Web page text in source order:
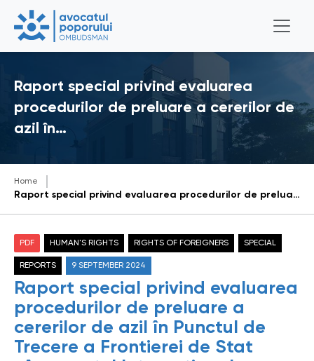
Raport special privind evaluarea
procedurilor de preluare a cererilor de
azil în…
Home
Raport special privind evaluarea procedurilor de preluare a cererilor de azil în Punctul de Trecere a Frontierei de Stat „Aeroportul Internațional Chișinău” și asigurarea drepturilor solicitanților de azil în cadrul Centrului de cazare al Inspectoratului General pentru Migrație
PDF HUMAN'S RIGHTS RIGHTS OF FOREIGNERS SPECIAL
REPORTS 9 SEPTEMBER 2024
Raport special privind evaluarea
procedurilor de preluare a
cererilor de azil în Punctul de
Trecere a Frontierei de Stat